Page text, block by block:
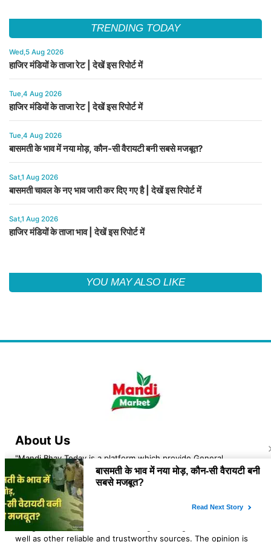
TRENDING TODAY
Wed,5 Aug 2026
हाजिर मंडियों के ताजा रेट | देखें इस रिपोर्ट में
Tue,4 Aug 2026
हाजिर मंडियों के ताजा रेट | देखें इस रिपोर्ट में
Tue,4 Aug 2026
बासमती के भाव में नया मोड़, कौन-सी वैरायटी बनी सबसे मजबूत?
Sat,1 Aug 2026
बासमती चावल के नए भाव जारी कर दिए गए है | देखें इस रिपोर्ट में
Sat,1 Aug 2026
हाजिर मंडियों के ताजा भाव | देखें इस रिपोर्ट में
YOU MAY ALSO LIKE
About Us
"Mandi Bhav Today is a platform which provide General
information about the market rates of agri and related
commodities. The owner of the platform is Lovekesh Kaushik
an Indian Navy veteran, resident of Jhajjar, Haryana. At "mandi
bhav today" we analyse the rates and trend of various agri
commodities. The opinion of the blog is based on the news
and general information which we get from govt websites as
well as other reliable and trustworthy sources. The opinion is